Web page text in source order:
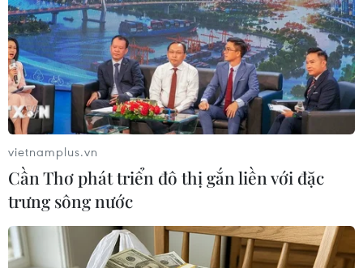
báo Pasaxon - cơ quan ngôn luận của Trung ương Đảng Nhân
dân Cách mạng Lào số ra ngày 20/6. (Ảnh: TTXVN phát)
vietnamplus.vn
Cần Thơ phát triển đô thị gắn liền với đặc
trưng sông nước